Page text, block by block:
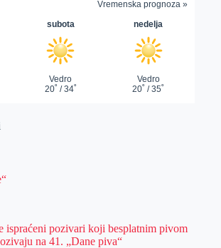
ispraćeni pozivari koji besplatnim pivom
na 41. „Dane piva“